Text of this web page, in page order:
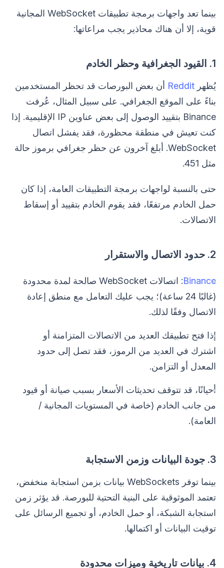
بينما تعد واجهات برمجة تطبيقات WebSocket المجانية
قوية، إلا أن هناك محاذير يجب مراعاتها:
1. القيود الجغرافية وحظر الخادم
يُظهر Reddit أن بعض البورصات قد تحظر المستخدمين
بناءً على الموقع الجغرافي. على سبيل المثال، عُرفت
Binance بتقييد الوصول إلى بعض عناوين IP الإقليمية. إذا
كنت تعيش في منطقة محظورة، فقد يفشل اتصال
WebSocket. أبلغ آخرون عن حظر جغرافي برموز حالة
مثل 451.
حتى بالنسبة لواجهات برمجة التطبيقات العامة، إذا كان
حمل الخادم مرتفعًا، فقد يقوم الخادم بتقييد أو إسقاط
الاتصالات.
2. حدود الاتصال والاستقرار
Binance
: اتصالات WebSocket صالحة لمدة محدودة
(غالبًا 24 ساعة)؛ يجب عليك التعامل مع منطق إعادة
الاتصال وفقًا لذلك.
إذا فتح تطبيقك العديد من الاتصالات المتزامنة أو
اشترك في العديد من الرموز، فقد تصل إلى حدود
المعدل أو التزامن.
أحيانًا، قد تتوقف تحديثات الأسعار بسبب صيانة أو قيود
من جانب الخادم (خاصة في المستويات المجانية /
العامة).
3. جودة البيانات وزمن الاستجابة
بينما توفر WebSockets بيانات بزمن استجابة منخفض،
تعتمد الموثوقية على البنية التحتية للبورصة. قد يؤثر زمن
استجابة الشبكة، أو حمل الخادم، أو تجميع الرسائل على
توقيت البيانات أو اكتمالها.
4. بيانات تاريخية وميزات محدودة